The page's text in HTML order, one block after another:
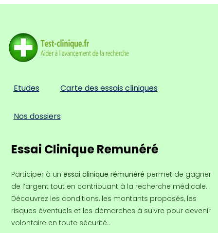
Etudes Carte des essais cliniques
Nos dossiers
Essai Clinique Remunéré
Participer à un essai clinique rémunéré permet de gagner
de l’argent tout en contribuant à la recherche médicale.
Découvrez les conditions, les montants proposés, les
risques éventuels et les démarches à suivre pour devenir
volontaire en toute sécurité..